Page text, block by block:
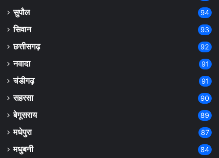
सुपौल 94
सिवान 93
छत्तीसगढ़ 92
नवादा 91
चंडीगढ़ 91
सहरसा 90
बेगूसराय 89
मधेपुरा 87
मधुबनी 84